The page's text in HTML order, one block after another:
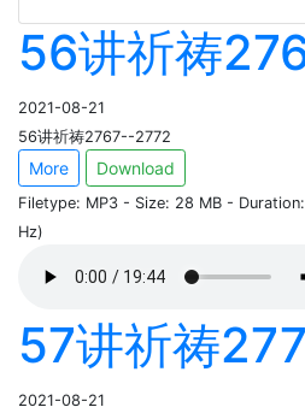
56讲祈祷
2021-08-21
56讲祈祷2767--2772
More Download
Filetype: MP3 - Size: 28 MB -
Hz)
57讲祈祷
2021-08-21